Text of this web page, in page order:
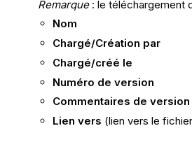
Remarque: le téléchargement
Nom
Chargé/Création par
Chargé/créé le
Numéro de version
Commentaires de version
Lien vers (lien vers le